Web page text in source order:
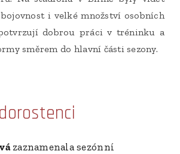
i velké množství osobních
dobrou práci v tréninku a
směrem do hlavní části sezony.
zaznamenala sezónní